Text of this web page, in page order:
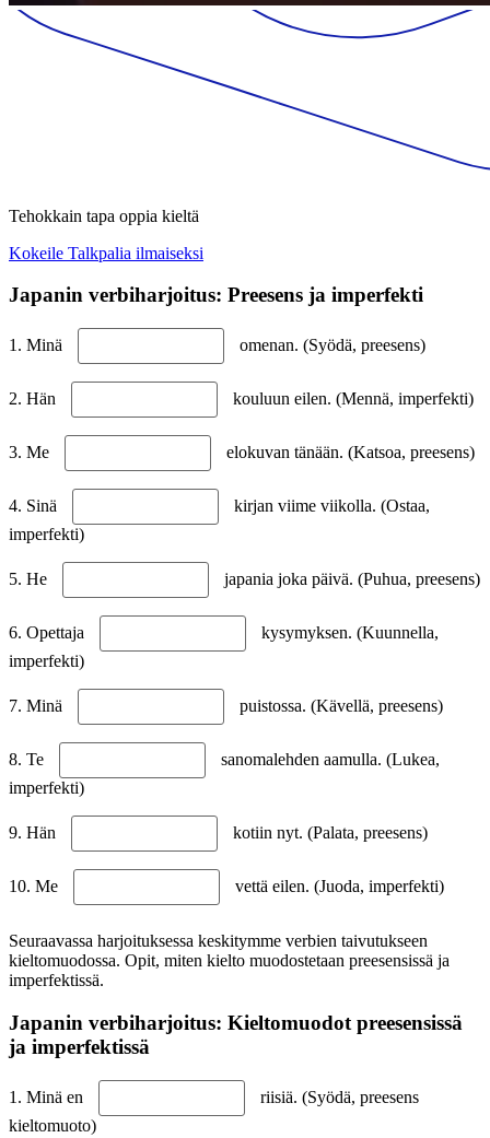
Tehokkain tapa oppia kieltä
Kokeile Talkpalia ilmaiseksi
Japanin verbiharjoitus: Preesens ja imperfekti
1. Minä omenan. (Syödä, preesens)
2. Hän kouluun eilen. (Mennä, imperfekti)
3. Me elokuvan tänään. (Katsoa, preesens)
4. Sinä
kirjan viime viikolla. (Ostaa,
imperfekti)
5. He japania joka päivä. (Puhua, preesens)
6. Opettaja
kysymyksen. (Kuunnella,
imperfekti)
7. Minä puistossa. (Kävellä, preesens)
8. Te
sanomalehden aamulla. (Lukea,
imperfekti)
9. Hän kotiin nyt. (Palata, preesens)
10. Me vettä eilen. (Juoda, imperfekti)
Seuraavassa harjoituksessa keskitymme verbien taivutukseen
kieltomuodossa. Opit, miten kielto muodostetaan preesensissä ja
imperfektissä.
Japanin verbiharjoitus: Kieltomuodot preesensissä
ja imperfektissä
1. Minä en
riisiä. (Syödä, preesens
kieltomuoto)